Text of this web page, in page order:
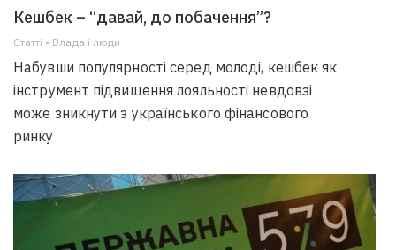
Кешбек – “давай, до побачення”?
Статті • Влада i люди
Набувши популярності серед молоді, кешбек як
інструмент підвищення лояльності невдовзі
може зникнути з українського фінансового
ринку